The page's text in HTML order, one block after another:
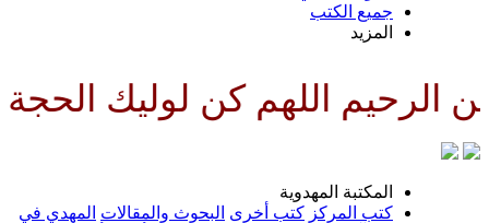
كن لوليك الحجة بن
المهدوية
كتب أخرى البحوث والمقالات المهدي في